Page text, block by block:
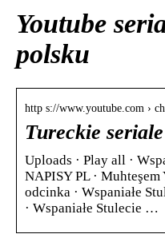
Youtube
polsku
http s://www.youtube.com ›
Tureckie
Uploads · Play all ·
NAPISY PL ·
odcinka · Wspaniałe
· Wspaniałe Stulecie …